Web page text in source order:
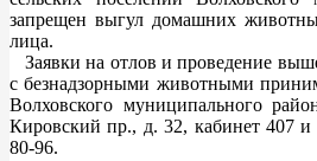
запрещен выгул домашних
лица.
Заявки на отлов и проведение
с безнадзорными животными
Волховского муниципального
Кировский пр., д. 32, кабинет 407
80-96.